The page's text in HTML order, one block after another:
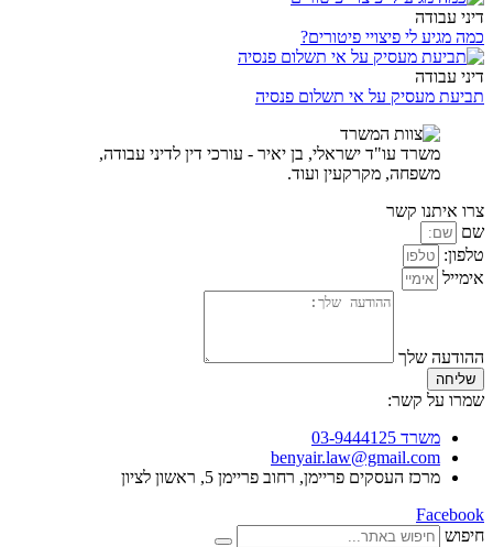
דיני עבודה
כמה מגיע לי פיצויי פיטורים?
דיני עבודה
תביעת מעסיק על אי תשלום פנסיה
משרד עו"ד ישראלי, בן יאיר - עורכי דין לדיני עבודה,
משפחה, מקרקעין ועוד.
צרו איתנו קשר
שם
טלפון:
אימייל
ההודעה שלך
שליחה
שמרו על קשר:
משרד 03-9444125
benyair.law@gmail.com
מרכז העסקים פריימן, רחוב פריימן 5, ראשון לציון
Facebook
חיפוש